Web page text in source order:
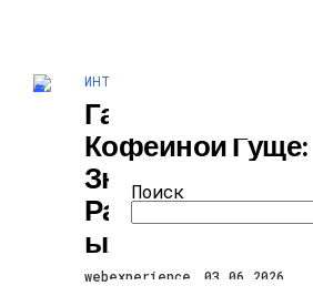
ИНТЕРЕСНОЕ И ПОЗНАВАТЕЛЬНОЕ
Гадание На
Кофейной Гуще:
Значение Самых
Распространенн
Ых Символов
webexperience 03.06.2026
Поиск